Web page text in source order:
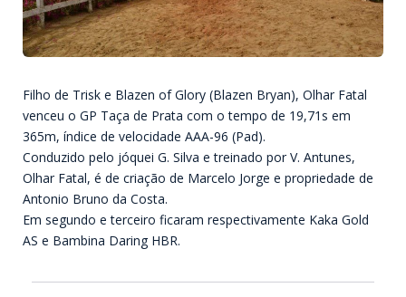
Filho de Trisk e Blazen of Glory (Blazen Bryan), Olhar Fatal
venceu o GP Taça de Prata com o tempo de 19,71s em
365m, índice de velocidade AAA-96 (Pad).
Conduzido pelo jóquei G. Silva e treinado por V. Antunes,
Olhar Fatal, é de criação de Marcelo Jorge e propriedade de
Antonio Bruno da Costa.
Em segundo e terceiro ficaram respectivamente Kaka Gold
AS e Bambina Daring HBR.